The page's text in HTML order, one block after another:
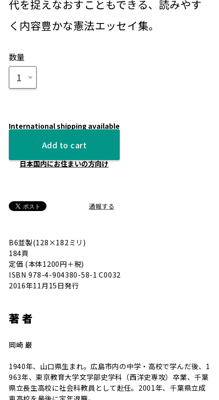
代を捉えなおすこともできる、読みやす
く内容豊かな憲法エッセイ集。
数量
International shipping available
Add to cart
日本国内にお住まいの方向け
通報する
B6並製(128×182ミリ)
184頁
定価 (本体1200円＋税)
ISBN 978-4-904380-58-1 C0032
2016年11月15日発行
著 者
岡崎 巌
1940年、山口県生まれ。広島市内の中学・高校で学んだ後、1
963年、東京教育大学文学部史学科（西洋史専攻）卒業、千葉
県立長生高校に社会科教員として赴任。2001年、千葉県立成